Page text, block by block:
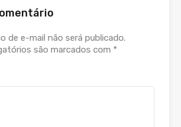
de e-mail não será publicado.
são marcados com *